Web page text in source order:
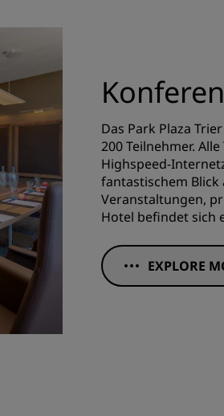
Das Park Plaza
200 Teilnehmer.
Highspeed-
fantastischem
Veranstaltungen,
Hotel befindet sich
EXPLORE